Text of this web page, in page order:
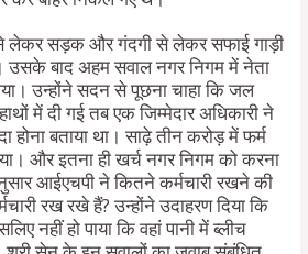
लेकर सड़क और गंदगी से लेकर सफाई गाड़ी
उसके बाद अहम सवाल नगर निगम में नेता
उन्होंने सदन से पूछना चाहा कि जल
में दी गई तब एक जिम्मेदार अधिकारी ने
बताया था। साढ़े तीन करोड़ में फर्म
और इतना ही खर्च नगर निगम को करना
आईएचपी ने कितने कर्मचारी रखने की
रख रखे हैं? उन्होंने उदाहरण दिया कि
नहीं हो पाया कि वहां पानी में ब्लीच